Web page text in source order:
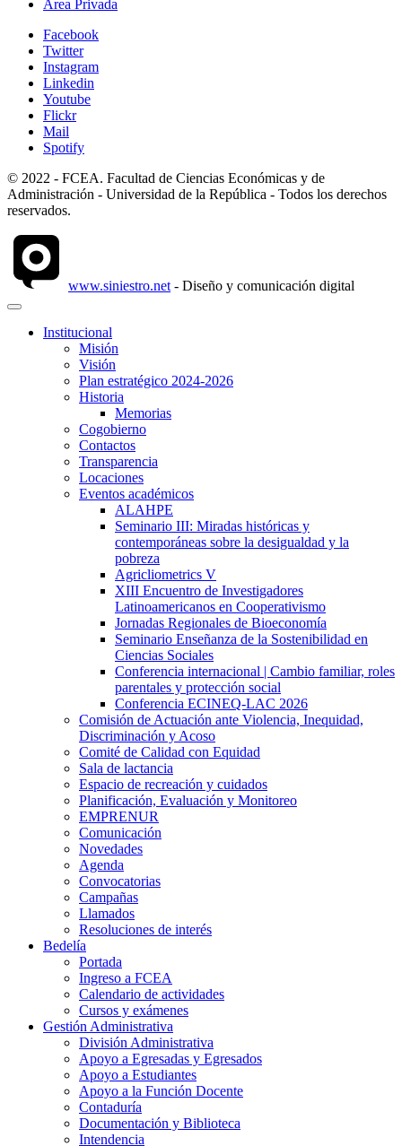
Área Privada
Facebook
Twitter
Instagram
Linkedin
Youtube
Flickr
Mail
Spotify
© 2022 - FCEA. Facultad de Ciencias Económicas y de
Administración - Universidad de la República - Todos los derechos
reservados.
www.siniestro.net - Diseño y comunicación digital
Institucional
Misión
Visión
Plan estratégico 2024-2026
Historia
Memorias
Cogobierno
Contactos
Transparencia
Locaciones
Eventos académicos
ALAHPE
Seminario III: Miradas históricas y
contemporáneas sobre la desigualdad y la
pobreza
Agricliometrics V
XIII Encuentro de Investigadores
Latinoamericanos en Cooperativismo
Jornadas Regionales de Bioeconomía
Seminario Enseñanza de la Sostenibilidad en
Ciencias Sociales
Conferencia internacional | Cambio familiar, roles
parentales y protección social
Conferencia ECINEQ-LAC 2026
Comisión de Actuación ante Violencia, Inequidad,
Discriminación y Acoso
Comité de Calidad con Equidad
Sala de lactancia
Espacio de recreación y cuidados
Planificación, Evaluación y Monitoreo
EMPRENUR
Comunicación
Novedades
Agenda
Convocatorias
Campañas
Llamados
Resoluciones de interés
Bedelía
Portada
Ingreso a FCEA
Calendario de actividades
Cursos y exámenes
Gestión Administrativa
División Administrativa
Apoyo a Egresadas y Egresados
Apoyo a Estudiantes
Apoyo a la Función Docente
Contaduría
Documentación y Biblioteca
Intendencia